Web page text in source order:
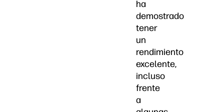
ha
demostrado
tener
un
rendimiento
excelente,
incluso
frente
a